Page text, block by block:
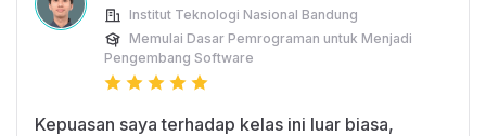
Institut Teknologi Nasional Bandung
Memulai Dasar Pemrograman untuk Menjadi
Pengembang Software
Kepuasan saya terhadap kelas ini luar biasa,